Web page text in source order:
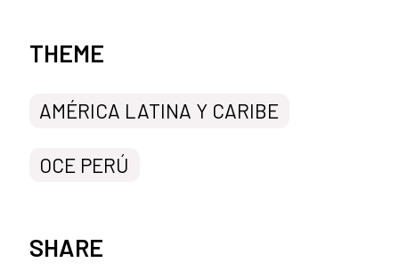
News categories
THEME
AMÉRICA LATINA Y CARIBE
OCE PERÚ
SHARE